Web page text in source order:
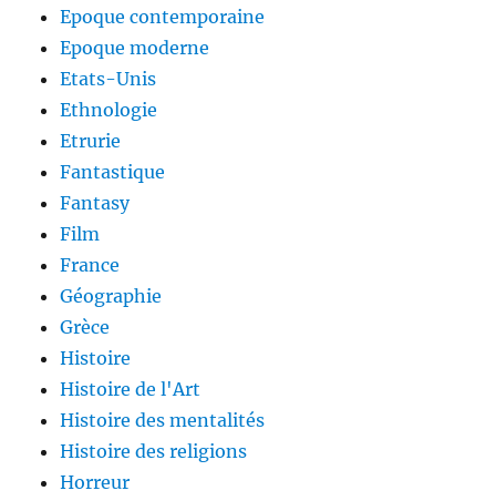
Epoque contemporaine
Epoque moderne
Etats-Unis
Ethnologie
Etrurie
Fantastique
Fantasy
Film
France
Géographie
Grèce
Histoire
Histoire de l'Art
Histoire des mentalités
Histoire des religions
Horreur